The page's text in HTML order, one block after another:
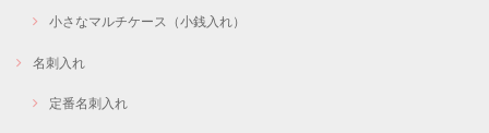
小さなマルチケース（小銭入れ）
名刺入れ
定番名刺入れ